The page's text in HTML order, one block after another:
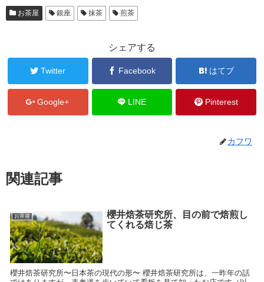
お茶屋 銀座 抹茶 煎茶
シェアする
Twitter Facebook はてブ
Google+ LINE Pinterest
カフワ
関連記事
お茶屋
櫻井焙茶研究所、目の前で焙煎し
てくれる焙じ茶
櫻井焙茶研究所〜日本茶の現代の形〜 櫻井焙茶研究所は、一昨年の話